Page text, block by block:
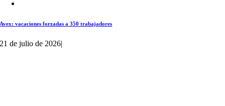
Avex: vacaciones forzadas a 350 trabajadores
21 de julio de 2026|